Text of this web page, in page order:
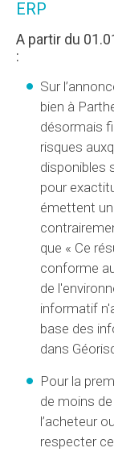
ERP
A partir du
:
Sur
bien à
désormais
risques
disponibles
pour
émettent un
que « Ce
conforme
de
informatif
base des
dans
Pour la
de moins
l’acheteur
respecter